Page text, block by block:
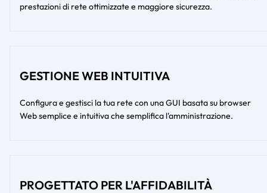
prestazioni di rete ottimizzate e maggiore sicurezza.
GESTIONE WEB INTUITIVA
Configura e gestisci la tua rete con una GUI basata su browser
Web semplice e intuitiva che semplifica l'amministrazione.
PROGETTATO PER L'AFFIDABILITÀ